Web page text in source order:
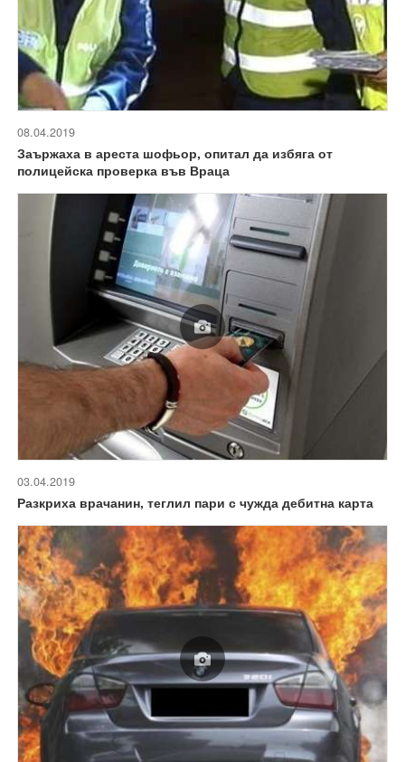
08.04.2019
Заържаха в ареста шофьор, опитал да избяга от
полицейска проверка във Враца
03.04.2019
Разкриха врачанин, теглил пари с чужда дебитна карта